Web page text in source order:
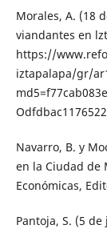
Morales, A. (18
viandantes en
https://
iztapa­lapa/gr/
Navarro, B. y
en la Ciudad de
Econó­micas,
Pantoja, S. (5